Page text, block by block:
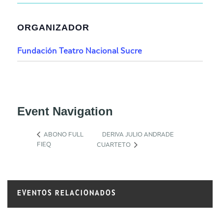
ORGANIZADOR
Fundación Teatro Nacional Sucre
Event Navigation
ABONO FULL
FIEQ
DERIVA JULIO ANDRADE
CUARTETO
EVENTOS RELACIONADOS